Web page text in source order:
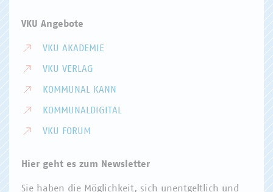
VKU Angebote
VKU AKADEMIE
VKU VERLAG
KOMMUNAL KANN
KOMMUNALDIGITAL
VKU FORUM
Hier geht es zum Newsletter
Sie haben die Möglichkeit, sich unentgeltlich und